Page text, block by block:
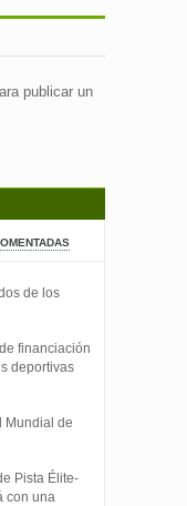
publicar un
de los
financiación
deportivas
Mundial de
Pista Élite-
con una